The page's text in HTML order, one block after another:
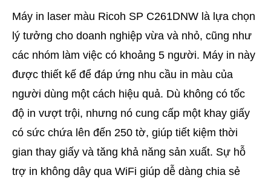
Máy in laser màu Ricoh SP C261DNW là lựa chọn
lý tưởng cho doanh nghiệp vừa và nhỏ, cũng như
các nhóm làm việc có khoảng 5 người. Máy in này
được thiết kế để đáp ứng nhu cầu in màu của
người dùng một cách hiệu quả. Dù không có tốc
độ in vượt trội, nhưng nó cung cấp một khay giấy
có sức chứa lên đến 250 tờ, giúp tiết kiệm thời
gian thay giấy và tăng khả năng sản xuất. Sự hỗ
trợ in không dây qua WiFi giúp dễ dàng chia sẻ